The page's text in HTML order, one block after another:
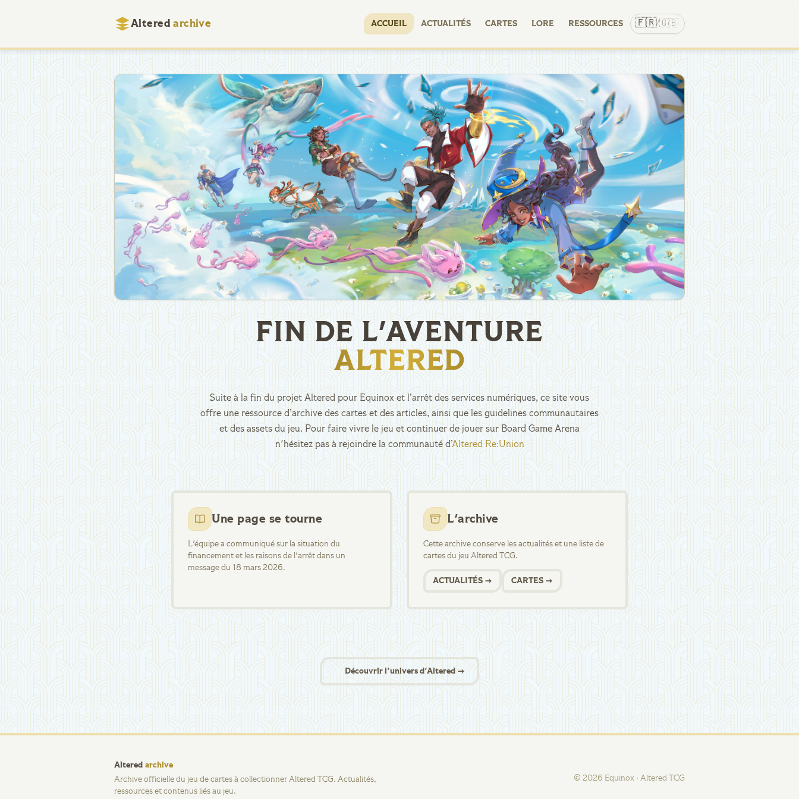
Altered archive ACCUEIL ACTUALITÉS CARTES LORE RESSOURCES 🇫🇷/🇬🇧
FIN DE L'AVENTURE
ALTERED
Suite à la fin du projet Altered pour Equinox et l’arrêt des services numériques, ce site vous
offre une ressource d’archive des cartes et des articles, ainsi que les guidelines communautaires
et des assets du jeu. Pour faire vivre le jeu et continuer de jouer sur Board Game Arena
n'hésitez pas à rejoindre la communauté d’Altered Re:Union
Une page se tourne
L'équipe a communiqué sur la situation du
financement et les raisons de l'arrêt dans un
message du 18 mars 2026.
L'archive
Cette archive conserve les actualités et une liste de
cartes du jeu Altered TCG.
ACTUALITÉS → CARTES →
Découvrir l'univers d'Altered →
Altered archive
Archive officielle du jeu de cartes à collectionner Altered TCG. Actualités,
ressources et contenus liés au jeu.
© 2026 Equinox · Altered TCG